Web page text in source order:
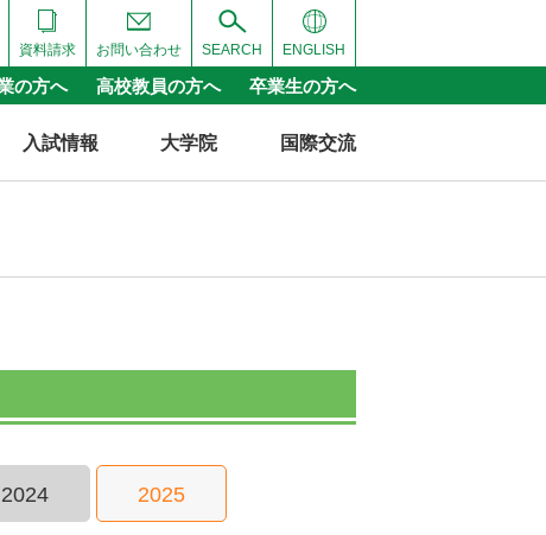
ENGLISH
SEARCH
お問い合わせ
資料請求
の方へ 高校教員の方へ 卒業生の方へ
入試情報 大学院 国際交流
2024 2025